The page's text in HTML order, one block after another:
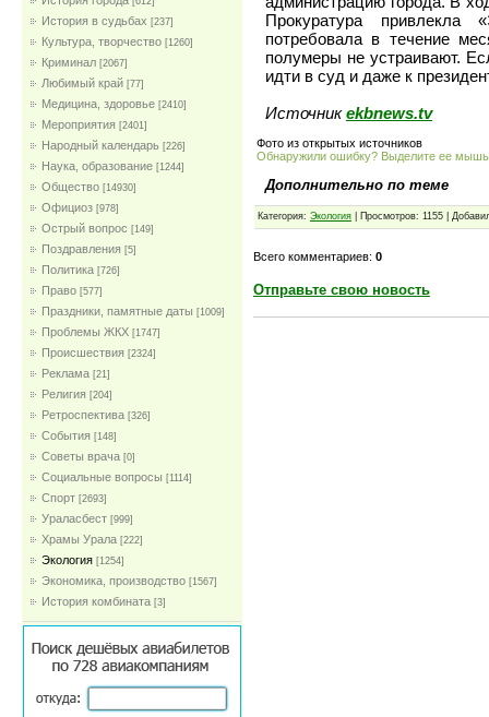
История в судьбах [237]
Культура, творчество [1260]
Криминал [2067]
Любимый край [77]
Медицина, здоровье [2410]
Мероприятия [2401]
Народный календарь [226]
Наука, образование [1244]
Общество [14930]
Официоз [978]
Острый вопрос [149]
Поздравления [5]
Политика [726]
Право [577]
Праздники, памятные даты [1009]
Проблемы ЖКХ [1747]
Проиcшествия [2324]
Реклама [21]
Религия [204]
Ретроспектива [326]
События [148]
Советы врача [0]
Социальные вопросы [1114]
Спорт [2693]
Ураласбест [999]
Храмы Урала [222]
Экология [1254]
Экономика, производство [1567]
История комбината [3]
Прокуратура привлекла
потребовала в течение
полумеры не устраивают.
идти в суд и даже к
Источникekbnews.tv
Фото из открытых источников
Обнаружили ошибку? Выделите ее
Дополнительно по теме
Категория: Экология | Просмотров: 1155 |
Всего комментариев: 0
Отправьте свою новость